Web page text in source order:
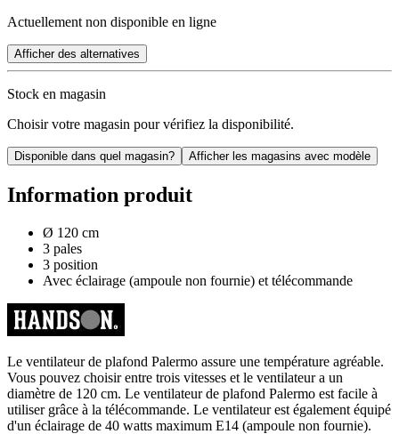
Actuellement non disponible en ligne
Afficher des alternatives
Stock en magasin
Choisir votre magasin pour vérifiez la disponibilité.
Disponible dans quel magasin? Afficher les magasins avec modèle
Information produit
Ø 120 cm
3 pales
3 position
Avec éclairage (ampoule non fournie) et télécommande
Le ventilateur de plafond Palermo assure une température agréable.
Vous pouvez choisir entre trois vitesses et le ventilateur a un
diamètre de 120 cm. Le ventilateur de plafond Palermo est facile à
utiliser grâce à la télécommande. Le ventilateur est également équipé
d'un éclairage de 40 watts maximum E14 (ampoule non fournie).